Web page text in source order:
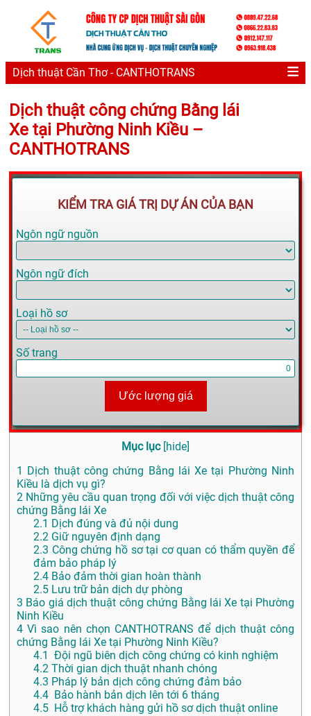
Dịch thuật Cần Thơ - CANTHOTRANS
Dịch thuật công chứng Bằng lái
Xe tại Phường Ninh Kiều –
CANTHOTRANS
KIỂM TRA GIÁ TRỊ DỰ ÁN CỦA BẠN
Ngôn ngữ nguồn
Ngôn ngữ đích
Loại hồ sơ
Số trang
Ước lượng giá
Mục lục [hide]
1
Dịch thuật công chứng Bằng lái Xe tại Phường Ninh
Kiều là dịch vụ gì?
2 Những yêu cầu quan trọng đối với việc dịch thuật công
chứng Bằng lái Xe
2.1 Dịch đúng và đủ nội dung
2.2 Giữ nguyên định dạng
2.3 Công chứng hồ sơ tại cơ quan có thẩm quyền để
đảm bảo pháp lý
2.4 Bảo đảm thời gian hoàn thành
2.5 Lưu trữ bản dịch dự phòng
3 Báo giá dịch thuật công chứng Bằng lái Xe tại Phường
Ninh Kiều
4 Vì sao nên chọn CANTHOTRANS để dịch thuật công
chứng Bằng lái Xe tại Phường Ninh Kiều?
4.1
Đội ngũ biên dịch công chứng có kinh nghiệm
4.2 Thời gian dịch thuật nhanh chóng
4.3 Pháp lý bản dịch công chứng đảm bảo
4.4 Bảo hành bản dịch lên tới 6 tháng
4.5 Hỗ trợ khách hàng gửi hồ sơ dịch thuật online